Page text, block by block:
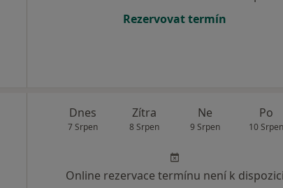
Rezervovat termín
Dnes
7 Srpen
Zítra
8 Srpen
Ne
9 Srpen
Po
10 Srpen
Online rezervace termínu není k dispozici